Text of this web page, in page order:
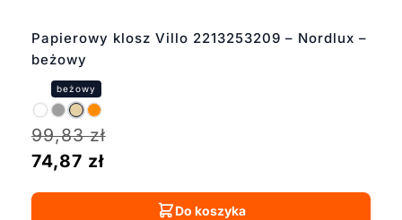
Papierowy klosz Villo 2213253209 – Nordlux –
beżowy
99,83zł
74,87 zł
Do koszyka